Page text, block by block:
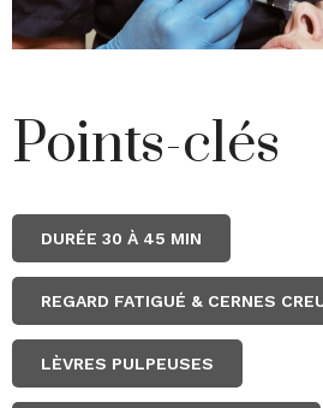
Points-clés
DURÉE 30 À 45 MIN
REGARD FATIGUÉ & CERNES
LÈVRES PULPEUSES